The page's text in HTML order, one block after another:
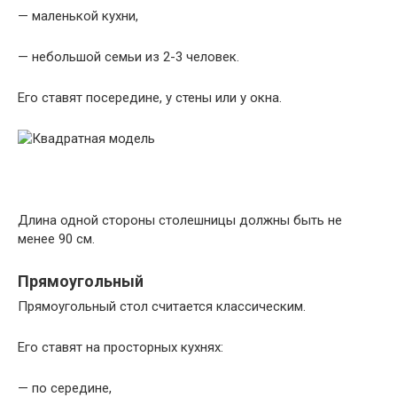
— маленькой кухни,
— небольшой семьи из 2-3 человек.
Его ставят посередине, у стены или у окна.
Длина одной стороны столешницы должны быть не
менее 90 см.
Прямоугольный
Прямоугольный стол считается классическим.
Его ставят на просторных кухнях:
— по середине,